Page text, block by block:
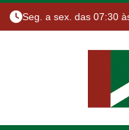
Seg. a sex. das 07:30